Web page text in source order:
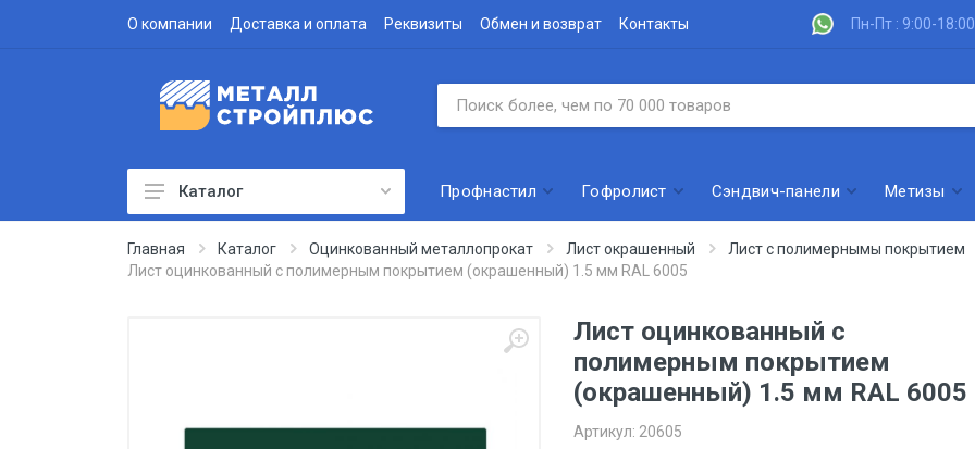
О компании Доставка и оплата Реквизиты Обмен и возврат Контакты Пн-Пт : 9:00-18:00
Профнастил
Водосточная система
Каталог Профнастил Гофролист Сэндвич-панели Метизы
Главная Каталог Оцинкованный металлопрокат Лист окрашенный
Лист с полимернымы покрытием
Лист оцинкованный с полимерным покрытием (окрашенный) 1.5 мм RAL 6005
Лист оцинкованный с
полимерным покрытием
(окрашенный) 1.5 мм RAL 6005
Артикул: 20605